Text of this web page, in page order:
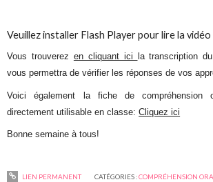
Veuillez installer Flash Player pour lire la vidéo
Vous trouverez en cliquant ici
la transcription
vous permettra de vérifier les réponses de vos
Voici également la fiche de compréhension
directement utilisable en classe:Cliquez ici
Bonne semaine à tous!
LIEN PERMANENT CATÉGORIES :COMPRÉHENSION